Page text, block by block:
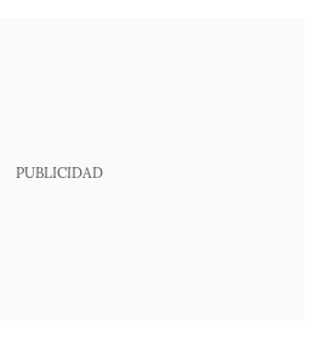
PUBLICIDAD